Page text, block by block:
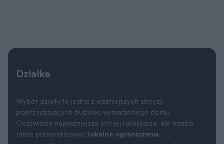
Działka
Wybór działki to jedna z ważniejszych decyzji
poprzedzających budowę wymarzonego domu.
Oczywiście najważniejsza jest jej lokalizacja, ale trzeba
także przeanalizować lokalne ograniczenia